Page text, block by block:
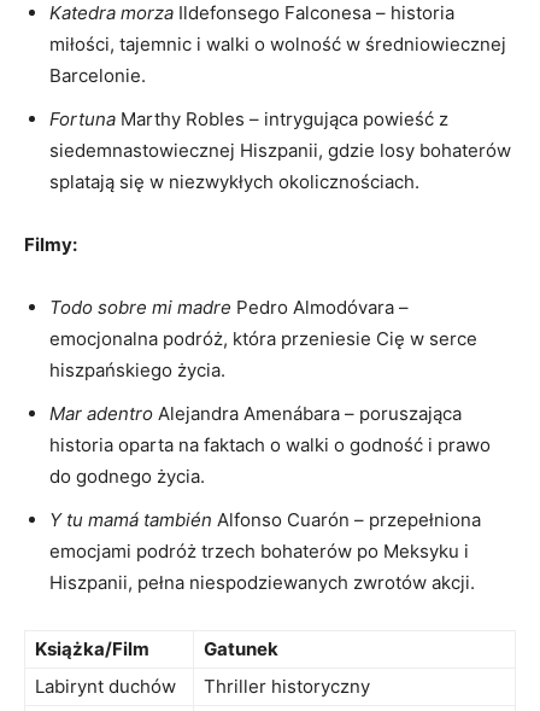
Katedra morza Ildefonsego Falconesa – historia
miłości,‌ tajemnic i⁣ walki o ⁢wolność w średniowiecznej
⁢Barcelonie.
Fortuna Marthy Robles – intrygująca powieść z
siedemnastowiecznej Hiszpanii, gdzie losy bohaterów
splatają się w niezwykłych okolicznościach.
Filmy:
Todo sobre mi madre Pedro Almodóvara –
emocjonalna podróż, która przeniesie Cię w ‌serce
hiszpańskiego ‌życia.
Mar adentro Alejandra Amenábara – poruszająca
historia oparta na faktach o walki o ⁢godność i ​prawo
do godnego życia.
Y tu ‌mamá también Alfonso ⁢Cuarón – przepełniona
emocjami podróż trzech bohaterów po Meksyku⁤ i
‍Hiszpanii, ⁣pełna niespodziewanych zwrotów⁤ akcji.
Książka/Film
Gatunek
Labirynt duchów
Thriller historyczny